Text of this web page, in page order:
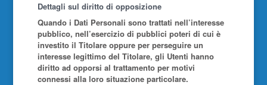
Dettagli sul diritto di opposizione
Quando i Dati Personali sono trattati nell’interesse
pubblico, nell’esercizio di pubblici poteri di cui è
investito il Titolare oppure per perseguire un
interesse legittimo del Titolare, gli Utenti hanno
diritto ad opporsi al trattamento per motivi
connessi alla loro situazione particolare.